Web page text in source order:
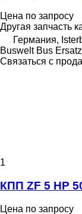
Цена по запросу
Другая запчасть
Германия,
Buswelt Bus
Связаться с
1
КПП ZF 5 HP
Цена по запросу